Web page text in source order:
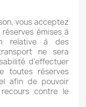
vous acceptez
émises à
relative à des
ne sera
d'effectuer
toutes réserves
afin de pouvoir
contre le